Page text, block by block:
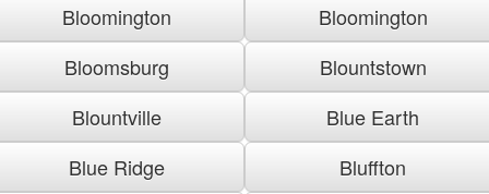
Bloomington
Bloomington
Bloomsburg
Blountstown
Blountville
Blue Earth
Blue Ridge
Bluffton